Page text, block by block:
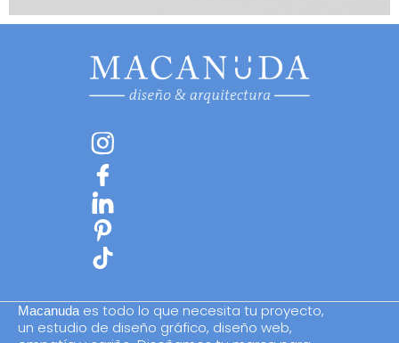
Macanudaes todo lo que necesita tu proyecto,
un estudio de diseño gráfico, diseño web,